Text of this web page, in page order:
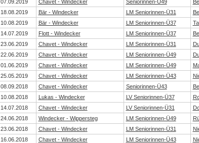
07.09.2019
Chavet - Windecker Seniorinnen-Ü49
18.08.2019
Bär - Windecker LM Seniorinnen-Ü31
10.08.2019
Bär - Windecker LM Seniorinnen-Ü37
14.07.2019
Flott - Windecker LM Seniorinnen-Ü37
23.06.2019
Chavet - Windecker LM Seniorinnen-Ü31
22.06.2019
Chavet - Windecker LM Seniorinnen-Ü49
01.06.2019
Chavet - Windecker LM Seniorinnen-Ü49
25.05.2019
Chavet - Windecker LM Seniorinnen-Ü43
08.09.2018
Chavet - Windecker Seniorinnen-Ü43
10.08.2018
Lukas - Windecker LV Seniorinnen-Ü37
14.07.2018
Chavet - Windecker LV Seniorinnen-Ü31
24.06.2018
Windecker - Wippersteg LM Seniorinnen-Ü49
23.06.2018
Chavet - Windecker LM Seniorinnen-Ü31
16.06.2018
Chavet - Windecker LM Seniorinnen-Ü43